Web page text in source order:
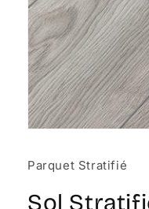
1
une
fenêtre
Parquet Stratifié
Sol